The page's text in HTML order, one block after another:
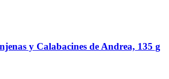
y Calabacines de Andrea, 135 g